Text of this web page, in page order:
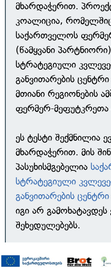
მხარდაჭერით.
კოალიცია,
საქართველოს
(წამყვანი
სტრატეგიული
განვითარების
მთიანი რეგიონების
ფერმერ-მეფუტკრეთა
ეს ტესტი შექმნილია
მხარდაჭერით. მის
პასუხისმგებელია
სტრატეგიული
განვითარების ცენტრი
იგი არ
შეხედულებებს.